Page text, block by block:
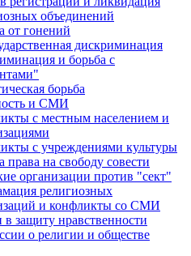
объединений
от гонений
дискриминация
и борьба с
борьба
и СМИ
с местным населением и
с учреждениями культуры
права на свободу совести
организации против "сект"
религиозных
и конфликты со СМИ
защиту нравственности
о религии и обществе